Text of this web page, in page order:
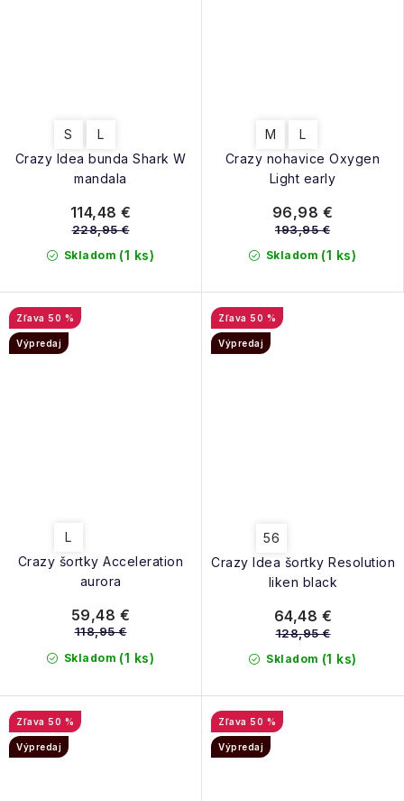
Crazy Idea bunda Shark W
mandala
S L
Skladom (1 ks)
114,48 €
228,95 €
Crazy nohavice Oxygen
Light early
M L
Skladom (1 ks)
96,98 €
193,95 €
Crazy šortky Acceleration
aurora
50 %
Výpredaj
L
Skladom (1 ks)
59,48 €
118,95 €
Crazy Idea šortky Resolution
liken black
50 %
Výpredaj
56
Skladom (1 ks)
64,48 €
128,95 €
50 %
Výpredaj
50 %
Výpredaj